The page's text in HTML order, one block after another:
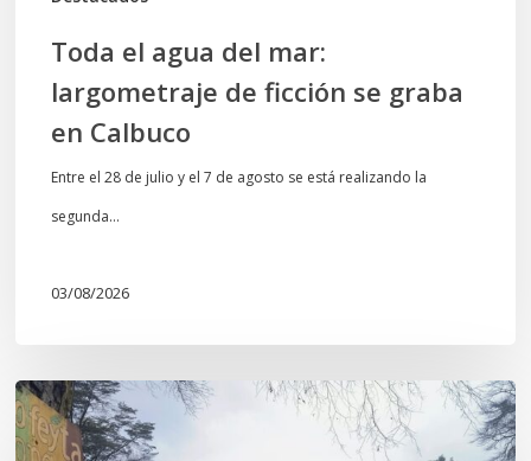
Toda el agua del mar:
largometraje de ficción se graba
en Calbuco
Entre el 28 de julio y el 7 de agosto se está realizando la
segunda…
03/08/2026
En
defensa